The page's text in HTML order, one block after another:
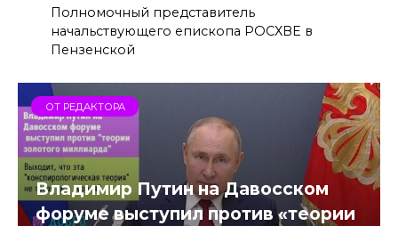
Полномочный представитель
начальствующего епископа РОСХВЕ в
Пензенской
ОТ РЕДАКТОРА
Владимир Путин на Давосском
форуме выступил против «теории